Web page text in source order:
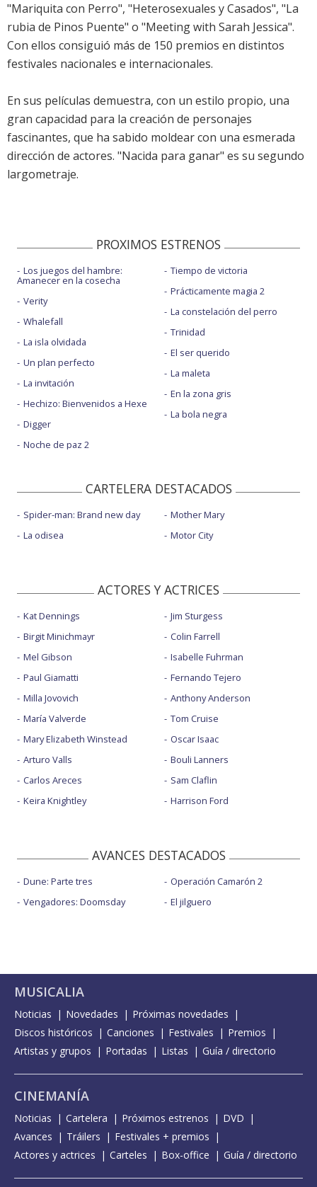
"Mariquita con Perro", "Heterosexuales y Casados", "La
rubia de Pinos Puente" o "Meeting with Sarah Jessica".
Con ellos consiguió más de 150 premios en distintos
festivales nacionales e internacionales.
En sus películas demuestra, con un estilo propio, una
gran capacidad para la creación de personajes
fascinantes, que ha sabido moldear con una esmerada
dirección de actores. "Nacida para ganar" es su segundo
largometraje.
PROXIMOS ESTRENOS
Los juegos del hambre:
Amanecer en la cosecha
Verity
Whalefall
La isla olvidada
Un plan perfecto
La invitación
Hechizo: Bienvenidos a Hexe
Digger
Noche de paz 2
Tiempo de victoria
Prácticamente magia 2
La constelación del perro
Trinidad
El ser querido
La maleta
En la zona gris
La bola negra
CARTELERA DESTACADOS
Spider-man: Brand new day
La odisea
Mother Mary
Motor City
ACTORES Y ACTRICES
Kat Dennings
Birgit Minichmayr
Mel Gibson
Paul Giamatti
Milla Jovovich
María Valverde
Mary Elizabeth Winstead
Arturo Valls
Carlos Areces
Keira Knightley
Jim Sturgess
Colin Farrell
Isabelle Fuhrman
Fernando Tejero
Anthony Anderson
Tom Cruise
Oscar Isaac
Bouli Lanners
Sam Claflin
Harrison Ford
AVANCES DESTACADOS
Dune: Parte tres
Vengadores: Doomsday
Operación Camarón 2
El jilguero
MUSICALIA
Noticias Novedades
Próximas novedades
Discos históricos
Canciones Festivales
Premios
Artistas y grupos
Portadas Listas Guía / directorio
CINEMANÍA
Noticias Cartelera Próximos estrenos
DVD
Avances
Tráilers
Festivales + premios
Actores y actrices
Carteles Box-office Guía / directorio